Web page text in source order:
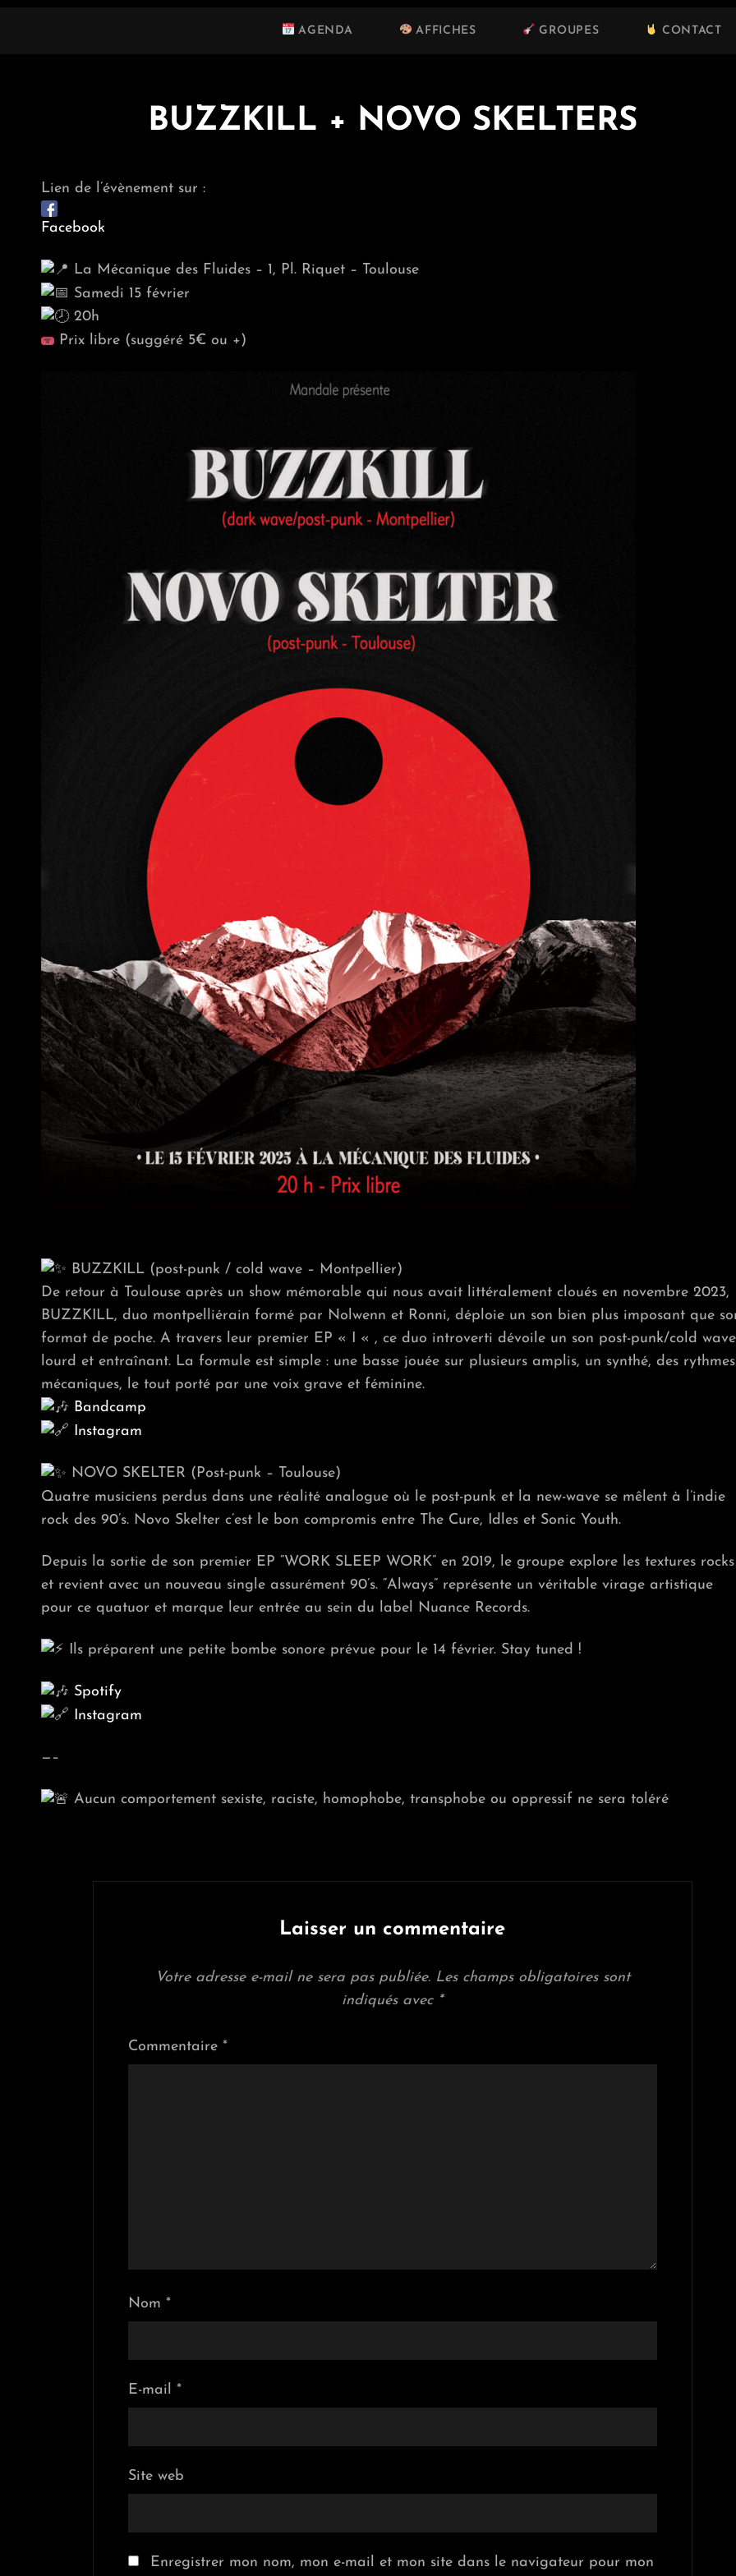
AGENDA AFFICHES GROUPES CONTACT
BUZZKILL + NOVO SKELTERS
Lien de l’évènement sur :
Facebook
La Mécanique des Fluides – 1, Pl. Riquet – Toulouse
Samedi 15 février
20h
Prix libre (suggéré 5€ ou +)
BUZZKILL (post-punk / cold wave – Montpellier)
De retour à Toulouse après un show mémorable qui nous avait littéralement cloués en novembre 2023,
BUZZKILL, duo montpelliérain formé par Nolwenn et Ronni, déploie un son bien plus imposant que
format de poche. A travers leur premier EP « I « , ce duo introverti dévoile un son post-punk/cold wave
lourd et entraînant. La formule est simple : une basse jouée sur plusieurs amplis, un synthé, des rythmes
mécaniques, le tout porté par une voix grave et féminine.
Bandcamp
Instagram
NOVO SKELTER (Post-punk – Toulouse)
Quatre musiciens perdus dans une réalité analogue où le post-punk et la new-wave se mêlent à l’indie
rock des 90’s. Novo Skelter c’est le bon compromis entre The Cure, Idles et Sonic Youth.
Depuis la sortie de son premier EP “WORK SLEEP WORK” en 2019, le groupe explore les textures rocks
et revient avec un nouveau single assurément 90’s. “Always” représente un véritable virage artistique
pour ce quatuor et marque leur entrée au sein du label Nuance Records.
Ils préparent une petite bombe sonore prévue pour le 14 février. Stay tuned !
Spotify
Instagram
—–
Aucun comportement sexiste, raciste, homophobe, transphobe ou oppressif ne sera toléré
Laisser un commentaire
Votre adresse e-mail ne sera pas publiée. Les champs obligatoires sont
indiqués avec *
Commentaire *
Nom *
E-mail *
Site web
Enregistrer mon nom, mon e-mail et mon site dans le navigateur pour mon